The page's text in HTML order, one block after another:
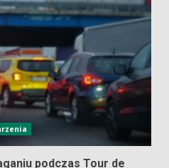
podczas Tour de